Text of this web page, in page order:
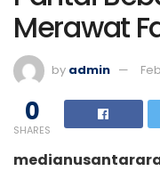
Merawat
by admin
0
SHARES